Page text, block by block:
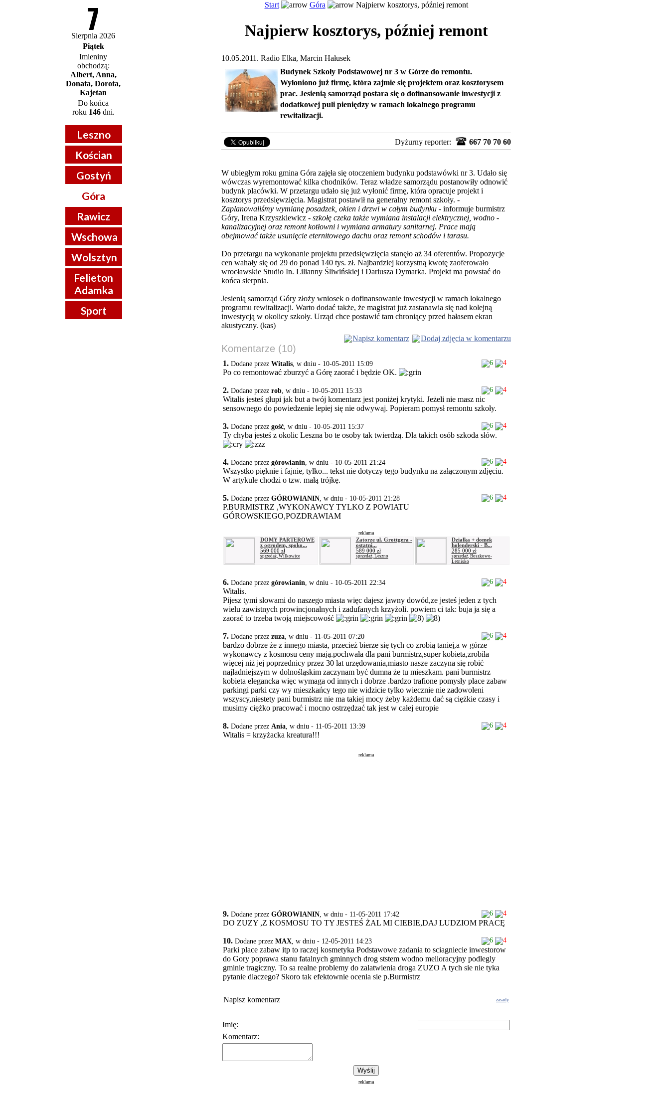
7
Sierpnia 2026
Piątek
Imieniny
obchodzą:
Albert, Anna,
Donata, Dorota,
Kajetan
Do końca
roku 146dni.
Leszno
Kościan
Gostyń
Góra
Rawicz
Wschowa
Wolsztyn
Felieton
Adamka
Sport
Start Góra Najpierw kosztorys, później remont
Najpierw kosztorys, później remont
10.05.2011. Radio Elka, Marcin Hałusek
Budynek Szkoły Podstawowej nr 3 w Górze do remontu.
Wyłoniono już firmę, która zajmie się projektem oraz kosztorysem
prac. Jesienią samorząd postara się o dofinansowanie inwestycji z
dodatkowej puli pieniędzy w ramach lokalnego programu
rewitalizacji.
Dyżurny reporter: 667 70 70 60
W ubiegłym roku gmina Góra zajęła się otoczeniem budynku podstawówki nr 3. Udało się
wówczas wyremontować kilka chodników. Teraz władze samorządu postanowiły odnowić
budynk placówki. W przetargu udało się już wyłonić firmę, która opracuje projekt i
kosztorys przedsięwzięcia. Magistrat postawił na generalny remont szkoły. -
Zaplanowaliśmy wymianę posadzek, okien i drzwi w całym budynku - informuje burmistrz
Góry, Irena Krzyszkiewicz - szkołę czeka także wymiana instalacji elektrycznej, wodno -
kanalizacyjnej oraz remont kotłowni i wymiana armatury sanitarnej. Prace mają
obejmować także usunięcie eternitowego dachu oraz remont schodów i tarasu.
Do przetargu na wykonanie projektu przedsięwzięcia stanęło aż 34 oferentów. Propozycje
cen wahały się od 29 do ponad 140 tys. zł. Najbardziej korzystną kwotę zaoferowało
wrocławskie Studio In. Lilianny Śliwińskiej i Dariusza Dymarka. Projekt ma powstać do
końca sierpnia.
Jesienią samorząd Góry złoży wniosek o dofinansowanie inwestycji w ramach lokalnego
programu rewitalizacji. Warto dodać także, że magistrat już zastanawia się nad kolejną
inwestycją w okolicy szkoły. Urząd chce postawić tam chroniący przed hałasem ekran
akustyczny. (kas)
Napisz komentarz
Dodaj zdjęcia w komentarzu
Komentarze (10)
1. Dodane przez Witalis, w dniu - 10-05-2011 15:09 6 4
Po co remontować zburzyć a Górę zaorać i będzie OK.
2. Dodane przez rob, w dniu - 10-05-2011 15:33 6 4
Witalis jesteś głupi jak but a twój komentarz jest poniżej krytyki. Jeżeli nie masz nic
sensownego do powiedzenie lepiej się nie odwywaj. Popieram pomysł remontu szkoły.
3. Dodane przez gość, w dniu - 10-05-2011 15:37 6 4
Ty chyba jesteś z okolic Leszna bo te osoby tak twierdzą. Dla takich osób szkoda słów.
4. Dodane przez górowianin, w dniu - 10-05-2011 21:24 6 4
Wszystko pięknie i fajnie, tylko... tekst nie dotyczy tego budynku na załączonym zdjęciu.
W artykule chodzi o tzw. małą trójkę.
5. Dodane przez GÓROWIANIN, w dniu - 10-05-2011 21:28 6 4
P.BURMISTRZ ,WYKONAWCY TYLKO Z POWIATU
GÓROWSKIEGO,POZDRAWIAM
reklama
DOMY PARTEROWE
z ogrodem, spoko...
569 000 zł
sprzedaż, Wilkowice
Zatorze ul. Grottgera -
ostatni...
589 000 zł
sprzedaż, Leszno
Działka + domek
holenderski - B...
285 000 zł
sprzedaż, Boszkowo-
Letnisko
6. Dodane przez górowianin, w dniu - 10-05-2011 22:34 6 4
Witalis.
Pijesz tymi słowami do naszego miasta więc dajesz jawny dowód,ze jesteś jeden z tych
wielu zawistnych prowincjonalnych i zadufanych krzyżoli. powiem ci tak: buja ja się a
zaorać to trzeba twoją miejscowość
7. Dodane przez zuza, w dniu - 11-05-2011 07:20 6 4
bardzo dobrze że z innego miasta, przecież bierze się tych co zrobią taniej,a w górze
wykonawcy z kosmosu ceny mają.pochwała dla pani burmistrz,super kobieta,zrobiła
więcej niż jej poprzednicy przez 30 lat urzędowania,miasto nasze zaczyna się robić
najładniejszym w dolnośląskim zaczynam być dumna że tu mieszkam. pani burmistrz
kobieta elegancka więc wymaga od innych i dobrze .bardzo trafione pomysły place zabaw
parkingi parki czy wy mieszkańcy tego nie widzicie tylko wiecznie nie zadowoleni
wszyscy,niestety pani burmistrz nie ma takiej mocy żeby każdemu dać są ciężkie czasy i
musimy ciężko pracować i mocno ostrzędzać tak jest w całej europie
8. Dodane przez Ania, w dniu - 11-05-2011 13:39 6 4
Witalis = krzyżacka kreatura!!!
reklama
9. Dodane przez GÓROWIANIN, w dniu - 11-05-2011 17:42 6 4
DO ZUZY ,Z KOSMOSU TO TY JESTEŚ ŻAL MI CIEBIE,DAJ LUDZIOM PRACĘ
10. Dodane przez MAX, w dniu - 12-05-2011 14:23 6 4
Parki place zabaw itp to raczej kosmetyka Podstawowe zadania to sciagniecie inwestorow
do Gory poprawa stanu fatalnych gminnych drog ststem wodno melioracyjny podlegly
gminie tragiczny. To sa realne problemy do zalatwienia droga ZUZO A tych sie nie tyka
pytanie dlaczego? Skoro tak efektownie ocenia sie p.Burmistrz
Napisz komentarz zasady
Imię:
Komentarz:
reklama